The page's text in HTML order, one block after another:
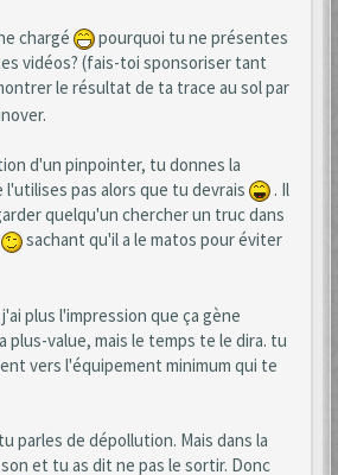
chargé
pourquoi tu ne présentes
vidéos? (fais-toi sponsoriser tant
le résultat de ta trace au sol par
d'un pinpointer, tu donnes la
pas alors que tu devrais
. Il
quelqu'un chercher un truc dans
sachant qu'il a le matos pour éviter
plus l'impression que ça gène
plus-value, mais le temps te le dira. tu
vers l'équipement minimum qui te
parles de dépollution. Mais dans la
et tu as dit ne pas le sortir. Donc